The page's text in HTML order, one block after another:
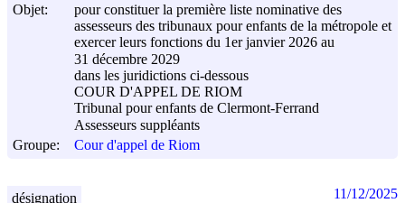
Objet:
pour constituer la première liste nominative des
assesseurs des tribunaux pour enfants de la métropole et
exercer leurs fonctions du 1er janvier 2026 au
31 décembre 2029
dans les juridictions ci-dessous
COUR D'APPEL DE RIOM
Tribunal pour enfants de Clermont-Ferrand
Assesseurs suppléants
Groupe:
Cour d'appel de Riom
désignation 11/12/2025